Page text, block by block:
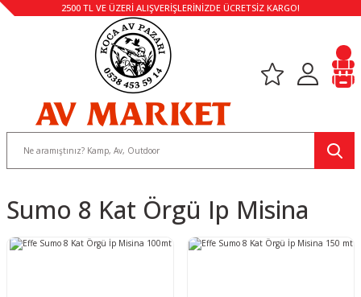
2500 TL VE ÜZERİ ALIŞVERİŞLERİNİZDE ÜCRETSİZ KARGO!
Sumo 8 Kat Örgü Ip Misina